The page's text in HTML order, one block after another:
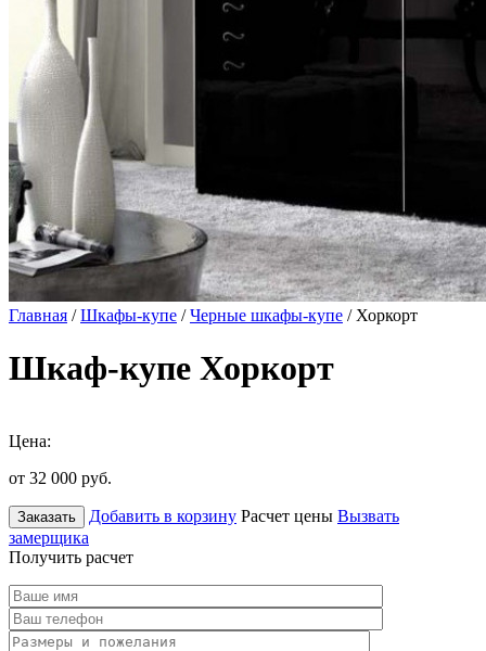
Главная /Шкафы-купе /Черные шкафы-купе / Хоркорт
Шкаф-купе Хоркорт
Цена:
от 32 000 руб.
Заказать Добавить в корзину Расчет цены Вызвать
замерщика
Получить расчет